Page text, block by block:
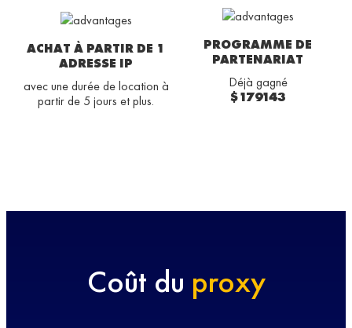
ACHAT À PARTIR DE 1
ADRESSE IP
avec une durée de location à
partir de 5 jours et plus.
PROGRAMME DE
PARTENARIAT
Déjà gagné
$179143
Coût du proxy